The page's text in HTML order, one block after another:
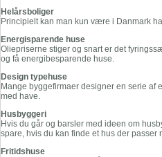
Helårsboliger
Principielt kan man kun være i Danmark
Energisparende huse
Oliepriserne stiger og snart er det
og få energibesparende huse.
Design typehuse
Mange byggefirmaer designer en serie af
med have.
Husbyggeri
Hvis du går og barsler med ideen om
spare, hvis du kan finde et hus der passer
Fritidshuse